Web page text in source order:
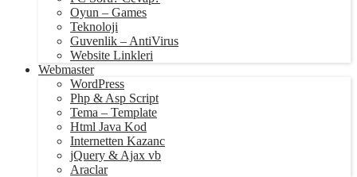
Oyun – Games
Teknoloji
Guvenlik – AntiVirus
Website Linkleri
Webmaster
WordPress
Php & Asp Script
Tema – Template
Html Java Kod
Internetten Kazanc
jQuery & Ajax vb
Araclar